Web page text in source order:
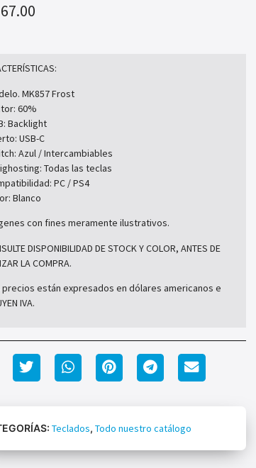
67.00
MK857 Frost
60%
Backlight
USB-C
Azul / Intercambiables
Todas las teclas
PC / PS4
Blanco
con fines meramente ilustrativos.
DISPONIBILIDAD DE STOCK Y COLOR, ANTES DE
LA COMPRA.
precios están expresados en dólares americanos e
IVA.
Teclados, Todo nuestro catálogo